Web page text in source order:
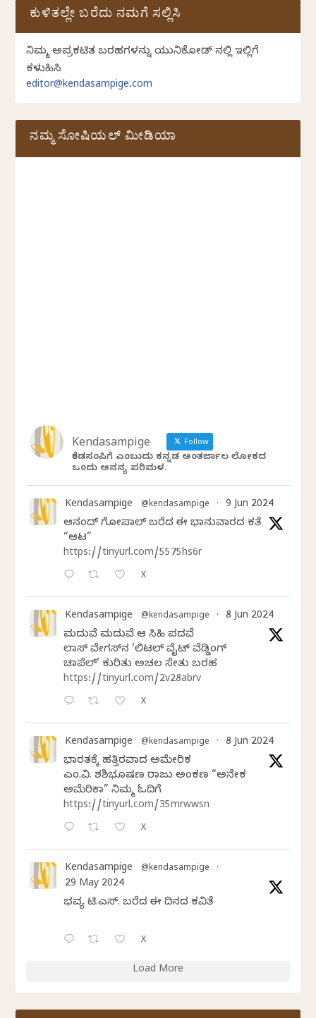
ಕುಳಿತಲ್ಲೇ ಬರೆದು ನಮಗೆ ಸಲ್ಲಿಸಿ
ನಿಮ್ಮ ಅಪ್ರಕಟಿತ ಬರಹಗಳನ್ನು ಯುನಿಕೋಡ್ ನಲ್ಲಿ ಇಲ್ಲಿಗೆ
ಕಳುಹಿಸಿ
editor@kendasampige.com
ನಮ್ಮ ಸೋಷಿಯಲ್‌ ಮೀಡಿಯಾ
Kendasampige Follow
ಕೆಂಡಸಂಪಿಗೆ ಎಂಬುದು ಕನ್ನಡ ಅಂತರ್ಜಾಲ ಲೋಕದ
ಒಂದು ಅನನ್ಯ ಪರಿಮಳ.
Kendasampige @kendasampige · 9 Jun 2024
ಆನಂದ್‌ ಗೋಪಾಲ್‌ ಬರೆದ ಈ ಭಾನುವಾರದ ಕತೆ
“ಆಟ”
https://tinyurl.com/5575hs6r
X
Kendasampige @kendasampige · 8 Jun 2024
ಮದುವೆ ಮದುವೆ ಆ ಸಿಹಿ ಪದವೆ
ಲಾಸ್‌ ವೇಗಸ್‌ನ ‘ಲಿಟಲ್ ವೈಟ್ ವೆಡ್ಡಿಂಗ್
ಚಾಪೆಲ್’ ಕುರಿತು ಅಚಲ ಸೇತು ಬರಹ
https://tinyurl.com/2v28abrv
X
Kendasampige @kendasampige · 8 Jun 2024
ಭಾರತಕ್ಕೆ ಹತ್ತಿರವಾದ ಅಮೇರಿಕ
ಎಂ.ವಿ. ಶಶಿಭೂಷಣ ರಾಜು ಅಂಕಣ “ಅನೇಕ
ಅಮೆರಿಕಾ” ನಿಮ್ಮ ಓದಿಗೆ
https://tinyurl.com/35mrwwsn
X
Kendasampige @kendasampige ·
29 May 2024
ಭವ್ಯ ಟಿ.ಎಸ್. ಬರೆದ ಈ ದಿನದ ಕವಿತೆ
X
Load More